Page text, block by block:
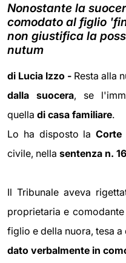
Nonostante la
comodato al figlio
non giustifica la
nutum
di Lucia Izzo - Resta alla
dalla suocera, se
quella di casa familiare.
Lo ha disposto la Corte
civile, nella sentenza n.
Il Tribunale aveva
proprietaria e
figlio e della nuora, tesa a
dato verbalmente in